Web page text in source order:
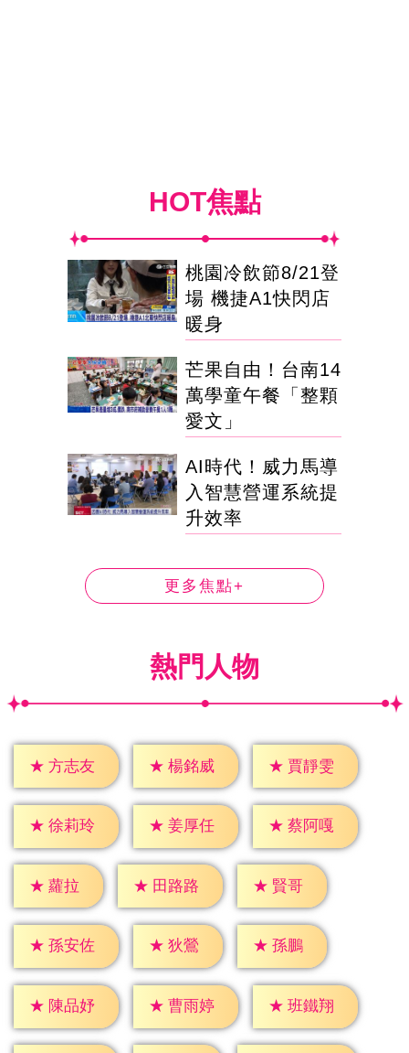
HOT焦點
桃園冷飲節8/21登
場 機捷A1快閃店
暖身
芒果自由！台南14
萬學童午餐「整顆
愛文」
AI時代！威力馬導
入智慧營運系統提
升效率
更多焦點+
熱門人物
★ 方志友 ★ 楊銘威 ★ 賈靜雯
★ 徐莉玲 ★ 姜厚任 ★ 蔡阿嘎
★ 蘿拉 ★ 田路路 ★ 賢哥
★ 孫安佐 ★ 狄鶯 ★ 孫鵬
★ 陳品妤 ★ 曹雨婷 ★ 班鐵翔